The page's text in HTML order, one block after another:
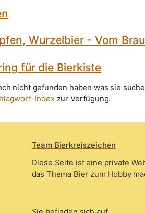
Wurzelbier - Vom
für die Bierkiste
nicht gefunden haben was sie
Index zur Verfügung.
Team Bierkreiszeichen
Diese Seite ist eine private
das Thema Bier zum Hobby